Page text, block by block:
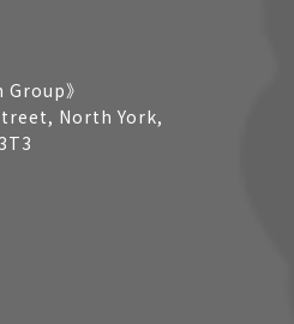
Group》
North York,